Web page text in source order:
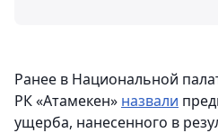
Ранее в Национальной
РК «Атамекен» назвали
ущерба, нанесенного в